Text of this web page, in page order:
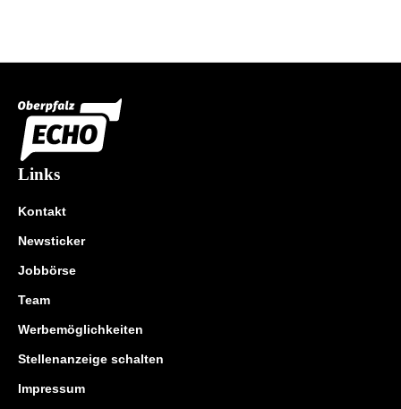
Links
Kontakt
Newsticker
Jobbörse
Team
Werbemöglichkeiten
Stellenanzeige schalten
Impressum